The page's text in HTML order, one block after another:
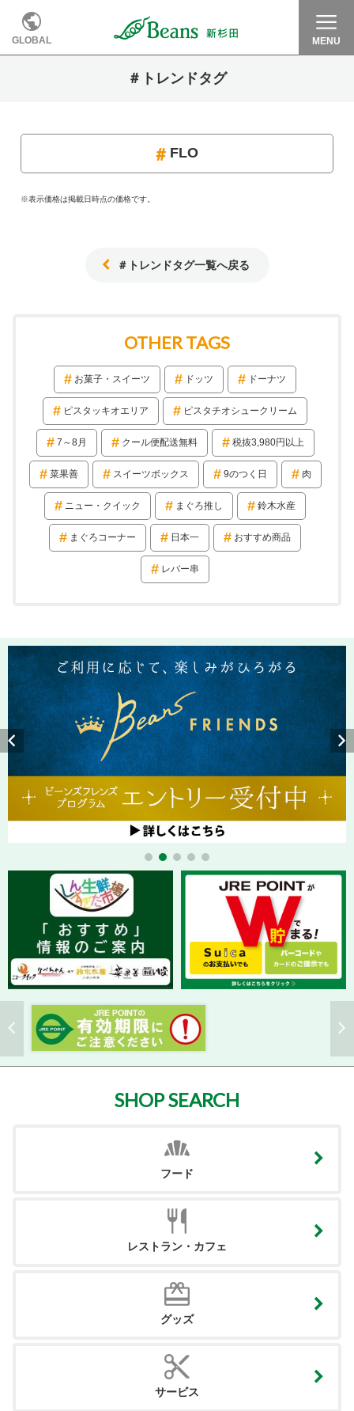
GLOBAL MENU
＃トレンドタグ
FLO
※表示価格は掲載日時点の価格です。
＃トレンドタグ一覧へ戻る
OTHER TAGS
お菓子・スイーツ ドッツ ドーナツ
ピスタッキオエリア ピスタチオシュークリーム
7～8月 クール便配送無料 税抜3,980円以上
菜果善 スイーツボックス 9のつく日 肉
ニュー・クイック まぐろ推し 鈴木水産
まぐろコーナー 日本一 おすすめ商品
レバー串
SHOP SEARCH
フード
レストラン・カフェ
グッズ
サービス